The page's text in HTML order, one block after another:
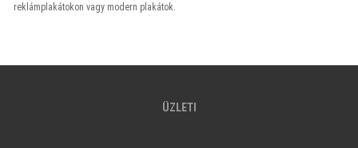
reklámplakátokon vagy modern plakátok.
ÜZLETI